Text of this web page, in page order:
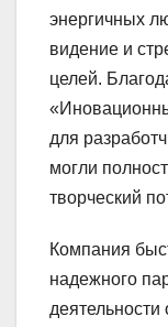
энергичных
видение и
целей.
для
могли
творческий
Компания
надежного
деятельности